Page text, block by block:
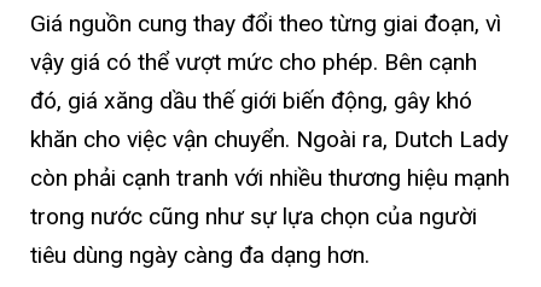
Giá nguồn cung thay đổi theo từng giai đoạn, vì
vậy giá có thể vượt mức cho phép. Bên cạnh
đó, giá xăng dầu thế giới biến động, gây khó
khăn cho việc vận chuyển. Ngoài ra, Dutch Lady
còn phải cạnh tranh với nhiều thương hiệu mạnh
trong nước cũng như sự lựa chọn của người
tiêu dùng ngày càng đa dạng hơn.